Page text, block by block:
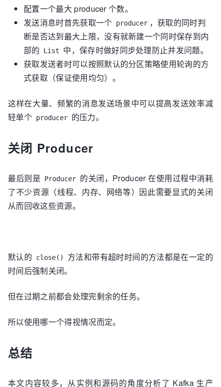
配置一个最大 producer 个数。
发送消息时首先获取一个 producer ，获取的同时判
断是否达到最大上限，没有就新建一个同时保存到内
部的
List
中，保存时做好同步处理防止并发问题。
获取发送者时可以按照默认的分区策略使用轮询的方
式获取（保证使用均匀）。
这样在大量、频繁的消息发送场景中可以提高发送效率减
轻单个 producer 的压力。
关闭 Producer
最后则是 Producer 的关闭，Producer 在使用过程中消耗
了不少资源（线程、内存、网络等）因此需要显式的关闭
从而回收这些资源。
默认的 close()
方法和带有超时时间的方法都是在一定的
时间后强制关闭。
但在过期之前都会处理完剩余的任务。
所以使用哪一个得视情况而定。
总结
本文内容较多，从实例和源码的角度分析了 Kafka 生产